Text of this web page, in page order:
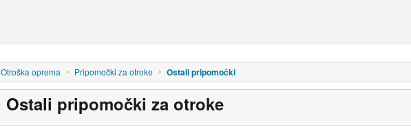
Otroška oprema Pripomočki za otroke Ostali pripomočki
Ostali pripomočki za otroke